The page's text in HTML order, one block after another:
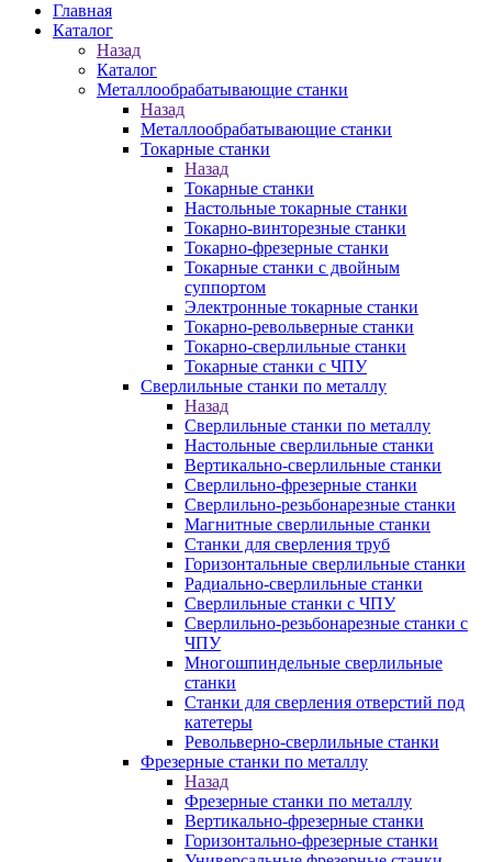
Главная
Каталог
Назад
Каталог
Металлообрабатывающие станки
Назад
Металлообрабатывающие станки
Токарные станки
Назад
Токарные станки
Настольные токарные станки
Токарно-винторезные станки
Токарно-фрезерные станки
Токарные станки с двойным
суппортом
Электронные токарные станки
Токарно-револьверные станки
Токарно-сверлильные станки
Токарные станки с ЧПУ
Сверлильные станки по металлу
Назад
Сверлильные станки по металлу
Настольные сверлильные станки
Вертикально-сверлильные станки
Сверлильно-фрезерные станки
Сверлильно-резьбонарезные станки
Магнитные сверлильные станки
Станки для сверления труб
Горизонтальные сверлильные станки
Радиально-сверлильные станки
Сверлильные станки с ЧПУ
Сверлильно-резьбонарезные станки с
ЧПУ
Многошпиндельные сверлильные
станки
Станки для сверления отверстий под
катетеры
Револьверно-сверлильные станки
Фрезерные станки по металлу
Назад
Фрезерные станки по металлу
Вертикально-фрезерные станки
Горизонтально-фрезерные станки